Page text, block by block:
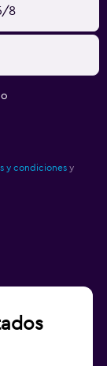
8
y condiciones y